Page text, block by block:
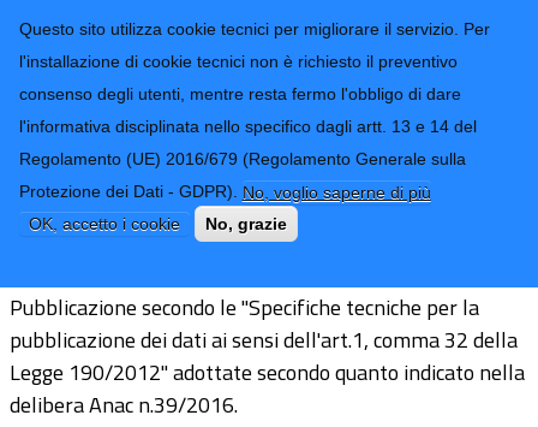
Questo sito utilizza cookie tecnici per migliorare il servizio. Per
l'installazione di cookie tecnici non è richiesto il preventivo
consenso degli utenti, mentre resta fermo l'obbligo di dare
l'informativa disciplinata nello specifico dagli artt. 13 e 14 del
Regolamento (UE) 2016/679 (Regolamento Generale sulla
Protezione dei Dati - GDPR). No, voglio saperne di più
OK, accetto i cookie
No, grazie
Provincia di
Imperia
CONTATTI-URP
TRASPARENZA
Form di ricerca
Informazioni sulle singole procedure
in formato tabellare
Pubblicazione secondo le "Specifiche tecniche per la
pubblicazione dei dati ai sensi dell'art.1, comma 32 della
Legge 190/2012" adottate secondo quanto indicato nella
delibera Anac n.39/2016.